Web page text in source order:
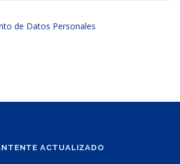
de Datos Personales
ACTUALIZADO